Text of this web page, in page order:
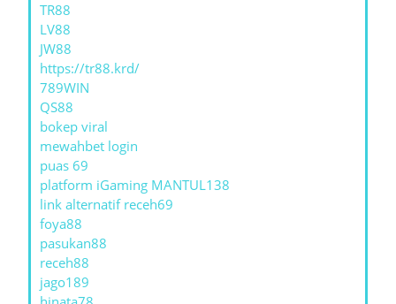
TR88
LV88
JW88
https://tr88.krd/
789WIN
QS88
bokep viral
mewahbet login
puas 69
platform iGaming MANTUL138
link alternatif receh69
foya88
pasukan88
receh88
jago189